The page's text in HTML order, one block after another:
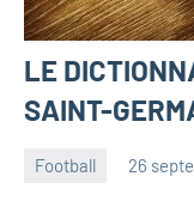
LE
SAINT-
Football 26